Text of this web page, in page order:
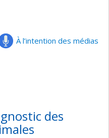
À l’intention des médias
des